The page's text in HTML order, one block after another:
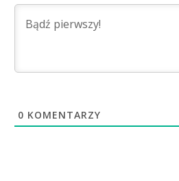
0 KOMENTARZY